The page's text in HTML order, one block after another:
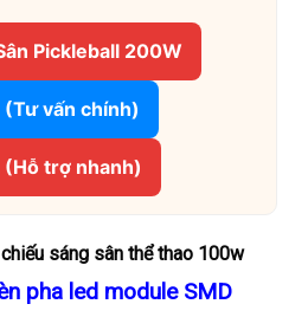
Pickleball 200W
(Tư vấn chính)
(Hỗ trợ nhanh)
sáng sân thể thao 100w
pha led module SMD